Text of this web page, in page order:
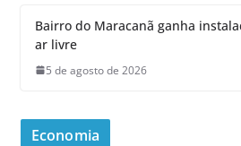
Bairro do Maracanã ganha
ar livre
5 de agosto de 2026
Economia